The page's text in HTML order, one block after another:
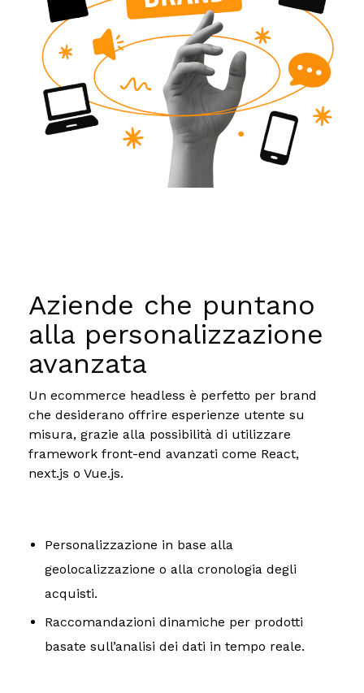
Aziende che puntano
alla personalizzazione
avanzata
Un ecommerce headless è perfetto per brand
che desiderano offrire esperienze utente su
misura, grazie alla possibilità di utilizzare
framework front-end avanzati come React,
next.js o Vue.js.
Personalizzazione in base alla
geolocalizzazione o alla cronologia degli
acquisti.
Raccomandazioni dinamiche per prodotti
basate sull’analisi dei dati in tempo reale.